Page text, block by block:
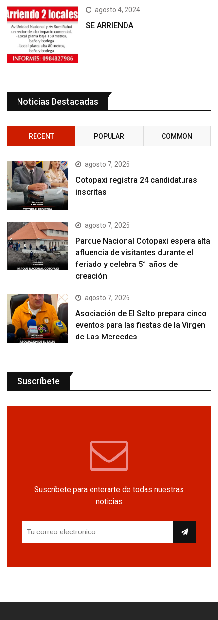
agosto 4, 2024
SE ARRIENDA
Noticias Destacadas
RECENT POPULAR COMMON
agosto 7, 2026
Cotopaxi registra 24 candidaturas
inscritas
agosto 7, 2026
Parque Nacional Cotopaxi espera alta
afluencia de visitantes durante el
feriado y celebra 51 años de
creación
agosto 7, 2026
Asociación de El Salto prepara cinco
eventos para las fiestas de la Virgen
de Las Mercedes
Suscríbete
Suscríbete para enterarte de todas nuestras
noticias